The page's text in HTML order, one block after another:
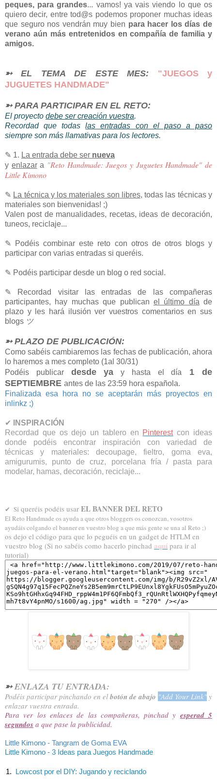
peques, para grandes... vamos! ya vais viendo lo que os
quiero decir, entre tod@s podemos proponer muchas ideas
que seguro nos vendrán muy bien para hacer los días de
verano aún más entretenidos en compañía de familia y
amigos.
➳ EL TEMA DE ESTE MES:
"JUEGOS y
JUGUETES HANDMADE"
➳ PARA PARTICIPAR EN EL RETO:
El proyecto debe sercreación vuestra.
Recordad que todaslas entradas con el paso a paso
siempre son más llamativas para los lectores.
✎ 1. La entrada debe ser nueva
y enlazara "Reto Handmade: Juegos y Juguetes Handmade" de
Little Kimono
✎ La técnica y los materiales son libres,todas las técnicas y
materiales son bienvenidas! ;)
Valen post de manualidades, recetas, ideas de decoración,
tuneos, reciclaje...
✎ Podéis combinar este reto con otros de otros blogs y
participar con varias entradas si queréis.
✎ Podéis participar desde un blog o red social.
✎ Recordad visitar l as entradas de las compañeras
participantes, hay muchas que publican el último día de
plazo y les hará ilusión ver vuestros comentarios en sus
blogs ツ
➳ PLAZO DE PUBLICACIÓN:
Como sabéis cambiaremos las fechas de publicación, ahora
lo haremos a mes completo (1al 30/31)
Podéis publicar desde ya y hasta el día
1 de
SEPTIEMBRE antes de las 23:59 hora española.
Finalizada esa hora no se aceptarán más proyectos en
inlinkz ;)
✔ INSPIRACIÓN
Recordad que os dejo un tablero en Pinterestcon ideas
donde podéis encontrar inspiración con variedad de
técnicas y materiales: decoupage, fieltro, goma eva,
amigurumis, punto de cruz, porcelana fría / pasta para
modelar, hamas, decoración, reciclaje...
✔ Si queréis podéis usar EL BANNER DEL RETO
El Reto Handmade os ayuda a que otros bloggers os conozcan, vosotros
ayudáis colgando el banner en vuestro blog a que más gente se una al Reto ;)
os dejo el código para que lo peguéis en un gadget de HTLM en
vuestro blog (Si no sabéis como hacerlo pinchad aquí para ir al
tutorial)
➳ENLAZA TU ENTRADA:
Podéis participar pinchando en el botón de abajo "Add Your Link" y
enlazar vuestra entrada.
Para ver los enlaces de las compañeras, pinchad y esperad 5
segundos a que pase la publicidad.
Little Kimono - Tangram de Goma EVA
Little Kimono - 3 Ideas para Juegos Handmade
1. Lowcost por el DIY: Jugando y reciclando